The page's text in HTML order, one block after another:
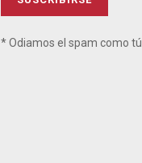
* Odiamos el spam como tú.